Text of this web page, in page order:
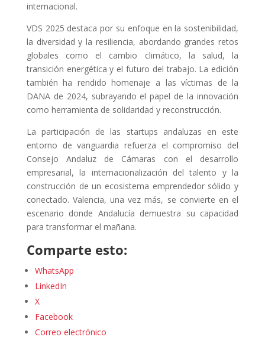
internacional.
VDS 2025 destaca por su enfoque en la sostenibilidad,
la diversidad y la resiliencia, abordando grandes retos
globales como el cambio climático, la salud, la
transición energética y el futuro del trabajo. La edición
también ha rendido homenaje a las víctimas de la
DANA de 2024, subrayando el papel de la innovación
como herramienta de solidaridad y reconstrucción.
La participación de las startups andaluzas en este
entorno de vanguardia refuerza el compromiso del
Consejo Andaluz de Cámaras con el desarrollo
empresarial, la internacionalización del talento y la
construcción de un ecosistema emprendedor sólido y
conectado. Valencia, una vez más, se convierte en el
escenario donde Andalucía demuestra su capacidad
para transformar el mañana.
Comparte esto:
WhatsApp
LinkedIn
X
Facebook
Correo electrónico